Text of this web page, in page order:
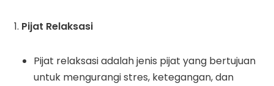
Pijat Relaksasi
Pijat relaksasi adalah jenis pijat yang bertujuan
untuk mengurangi stres, ketegangan, dan